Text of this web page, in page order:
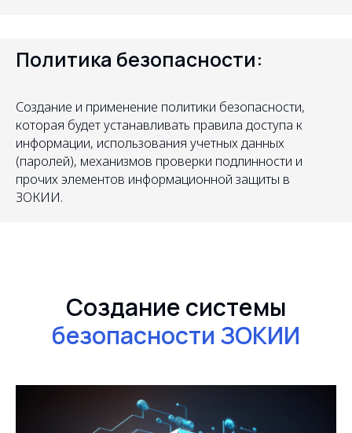
Политика безопасности:
Создание и применение политики безопасности,
которая будет устанавливать правила доступа к
информации, использования учетных данных
(паролей), механизмов проверки подлинности и
прочих элементов информационной защиты в
ЗОКИИ.
Создание системы
безопасности ЗОКИИ
Эксперт ответит
на все ваши вопросы
Получить консультацию